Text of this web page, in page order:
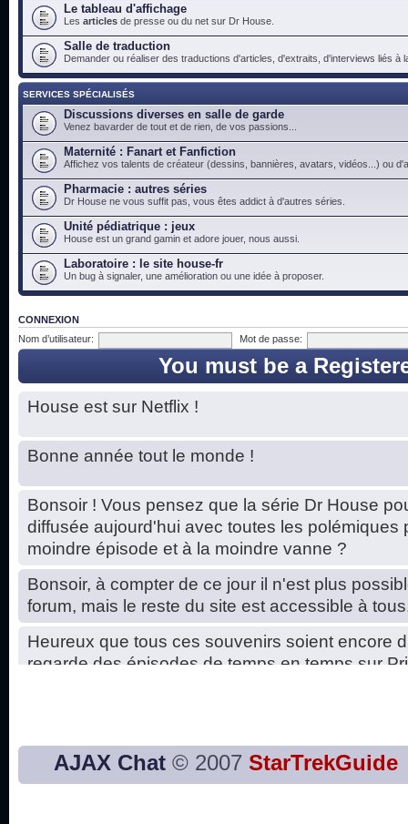
Le tableau d'affichage
Les articles de presse ou du net sur Dr House.
Salle de traduction
Demander ou réaliser des traductions d'articles, d'extraits, d'interviews liés à
SERVICES SPÉCIALISÉS
Discussions diverses en salle de garde
Venez bavarder de tout et de rien, de vos passions...
Maternité : Fanart et Fanfiction
Affichez vos talents de créateur (dessins, bannières, avatars, vidéos...) ou
Pharmacie : autres séries
Dr House ne vous suffit pas, vous êtes addict à d'autres séries.
Unité pédiatrique : jeux
House est un grand gamin et adore jouer, nous aussi.
Laboratoire : le site house-fr
Un bug à signaler, une amélioration ou une idée à proposer.
CONNEXION
Nom d’utilisateur:
Mot de passe:
You must be a
House est sur Netflix !
Bonne année tout le monde !
Bonsoir ! Vous pensez que la série Dr House
diffusée aujourd'hui avec toutes les polémiques
moindre épisode et à la moindre vanne ?
Bonsoir, à compter de ce jour il n'est plus
forum, mais le reste du site est accessible à
Heureux que tous ces souvenirs soient encore
regarde des épisodes de temps en temps sur
Bon, 2020, ça n'a pas trop marché. JE vous
AJAX Chat © 2007 StarTrekGuide